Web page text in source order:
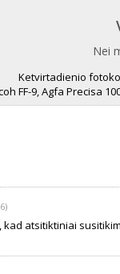
Nei
Ketvirtadienio
FF-9, Agfa Precisa
kad atsitiktiniai